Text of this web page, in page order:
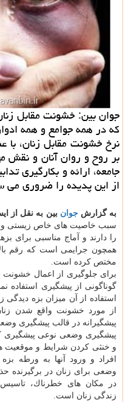
جوان بین: خشونت مقابل
كه در همه جوامع و همه
نرخ خشونت مقابل زنان، با
بر روح و روان آنان و نقش
جامعه، ارائه و بكارگیری
از این پدیده را ضروری می
به گزارشجوان بین به نقل از
سبب خاصیت های خاص زیستی و
را دارند و آماج مناسبی برای
همچون جرایمی است كه رقم
مختص كرده است.
برای جلوگیری از اعمال
گوناگونی از پیشگیری استفاده
استفاده از آن میزان بزه
از مورد خشونت واقع شدن
پیشگیرانه در قالب پیشگیری
پیشگیری وضعی نوعی
و خنثی كردن شرایط و موقعیت
افراد و ورود آنها به ورطه
وضعی برای زنان در
در مكان های خطرناك،
زندگی زنان است.